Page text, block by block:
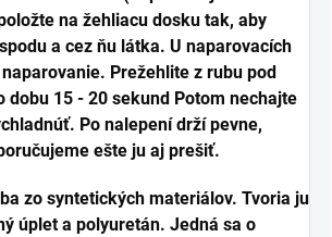
na žehliacu dosku tak, aby
a cez ňu látka. U naparovacích
Prežehlite z rubu pod
dobu 15 - 20 sekund Potom nechajte
Po nalepení drží pevne,
ešte ju aj prešiť.
zo syntetických materiálov. Tvoria ju
úplet a polyuretán. Jedná sa o